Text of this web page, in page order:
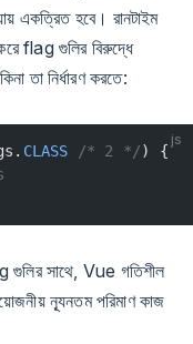
একত্রিত হবে। রানটাইম
flag গুলির বিরুদ্ধে
তা নির্ধারণ করতে:
js
CLASS /* 2 */) {
সাথে, Vue গতিশীল
ন্যূনতম পরিমাণ কাজ